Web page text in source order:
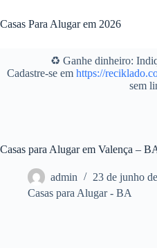
para
o
Casas Para Alugar em 2026
♻️ Ganhe dinheiro:
Cadastre-se em https://
sem
Casas para Alugar em Valença –
admin
23 de junho
Casas para Alugar - BA